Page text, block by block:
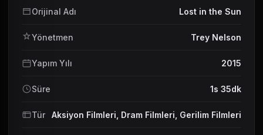
Orijinal Adı Lost in the Sun
Yönetmen Trey Nelson
Yapım Yılı 2015
Süre 1s 35dk
Tür Aksiyon Filmleri Dram Filmleri Gerilim Filmleri